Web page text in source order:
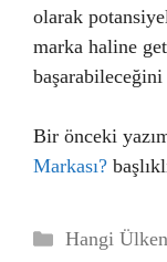
olarak
marka haline
Bir önceki
Markası?
Kategoriler
Hangi